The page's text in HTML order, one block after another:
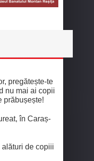
pregătește-te
nu mai ai copii
prăbușește!
în Caraș-
de copiii